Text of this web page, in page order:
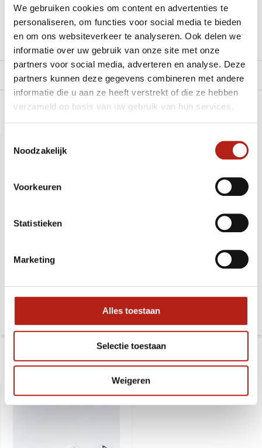
We gebruiken cookies om content en advertenties te
personaliseren, om functies voor social media te bieden
en om ons websiteverkeer te analyseren. Ook delen we
informatie over uw gebruik van onze site met onze
partners voor social media, adverteren en analyse. Deze
partners kunnen deze gegevens combineren met andere
informatie die u aan ze heeft verstrekt of die ze hebben
verzameld op basis van uw gebruik van hun services.
Noodzakelijk
Voorkeuren
Statistieken
Marketing
Alles toestaan
Selectie toestaan
Weigeren
Klik hier om een offerte aan te vragen
Reviews
Levering en retour
63,9954,99 57,9949,99
Recent bekeken
-11%
SALE